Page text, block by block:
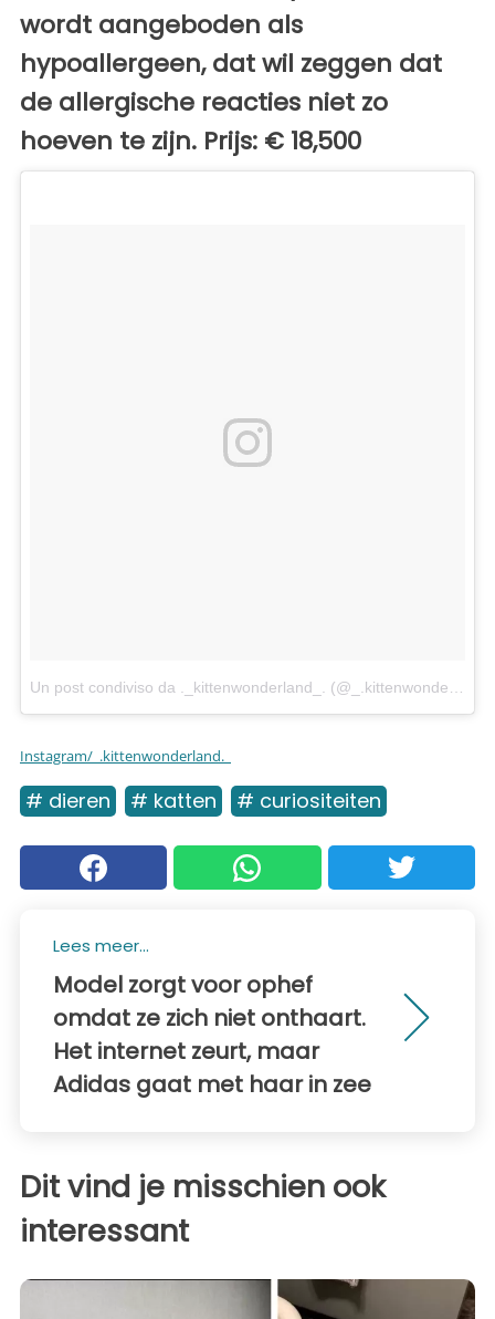
wordt aangeboden als
hypoallergeen, dat wil zeggen dat
de allergische reacties niet zo
hoeven te zijn. Prijs: € 18,500
Instagram/_.kittenwonderland._
# dieren # katten # curiositeiten
Lees meer...
Model zorgt voor ophef
omdat ze zich niet onthaart.
Het internet zeurt, maar
Adidas gaat met haar in zee
Dit vind je misschien ook
interessant